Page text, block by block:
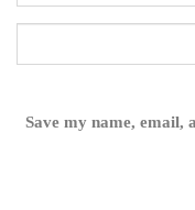
Save my name, email,